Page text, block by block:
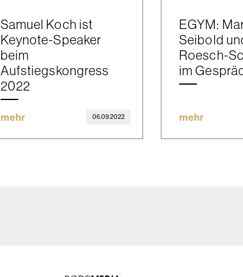
Samuel Koch ist
Keynote-Speaker
beim
Aufstiegskongress
2022
mehr 06.09.2022
EGYM:
Seibold
Roesch-
im
mehr